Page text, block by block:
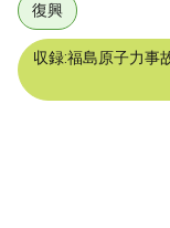
復興
収録:福島原子力事